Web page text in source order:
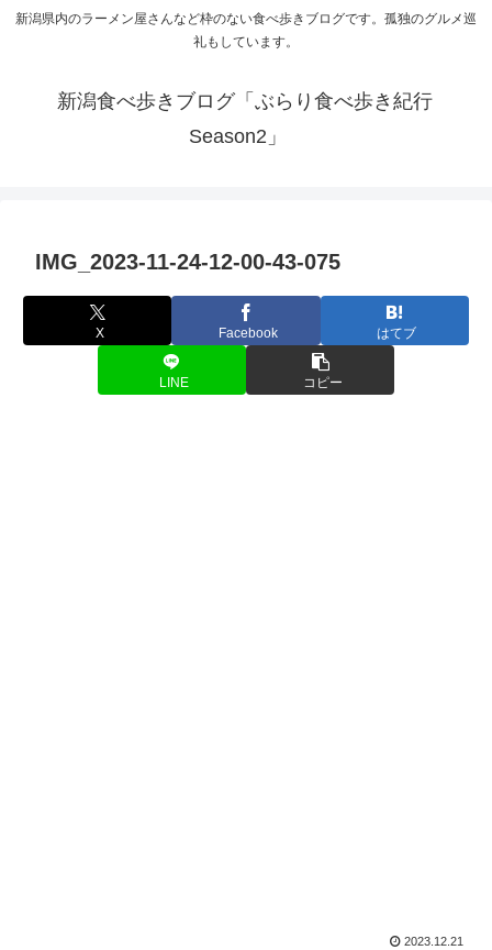
新潟県内のラーメン屋さんなど枠のない食べ歩きブログです。孤独のグルメ巡
礼もしています。
新潟食べ歩きブログ「ぶらり食べ歩き紀行
Season2」
IMG_2023-11-24-12-00-43-075
X Facebook はてブ
LINE コピー
2023.12.21